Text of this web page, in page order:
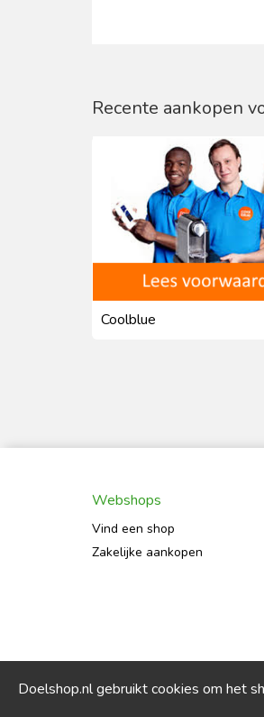
Recente aankopen
Coolblue
Webshops
Vind een shop
Zakelijke aankopen
Doelshop.nl gebruikt cookies om het